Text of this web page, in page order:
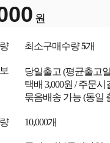
원
최소구매수량5개
당일출고 (평균출고일
택배 3,000원 / 주문시
묶음배송 가능 (동일
10,000개